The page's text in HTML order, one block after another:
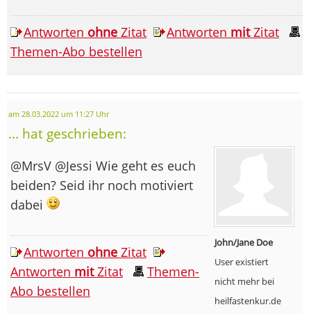
Antworten ohne Zitat Antworten mitZitat
Themen-Abo bestellen
am 28.03.2022 um 11:27 Uhr
... hat geschrieben:
John/Jane Doe
User existiert
nicht mehr bei
heilfastenkur.de
@MrsV @Jessi Wie geht es euch
beiden? Seid ihr noch motiviert
dabei
Antworten ohne Zitat
Antworten mitZitat
Themen-
Abo bestellen